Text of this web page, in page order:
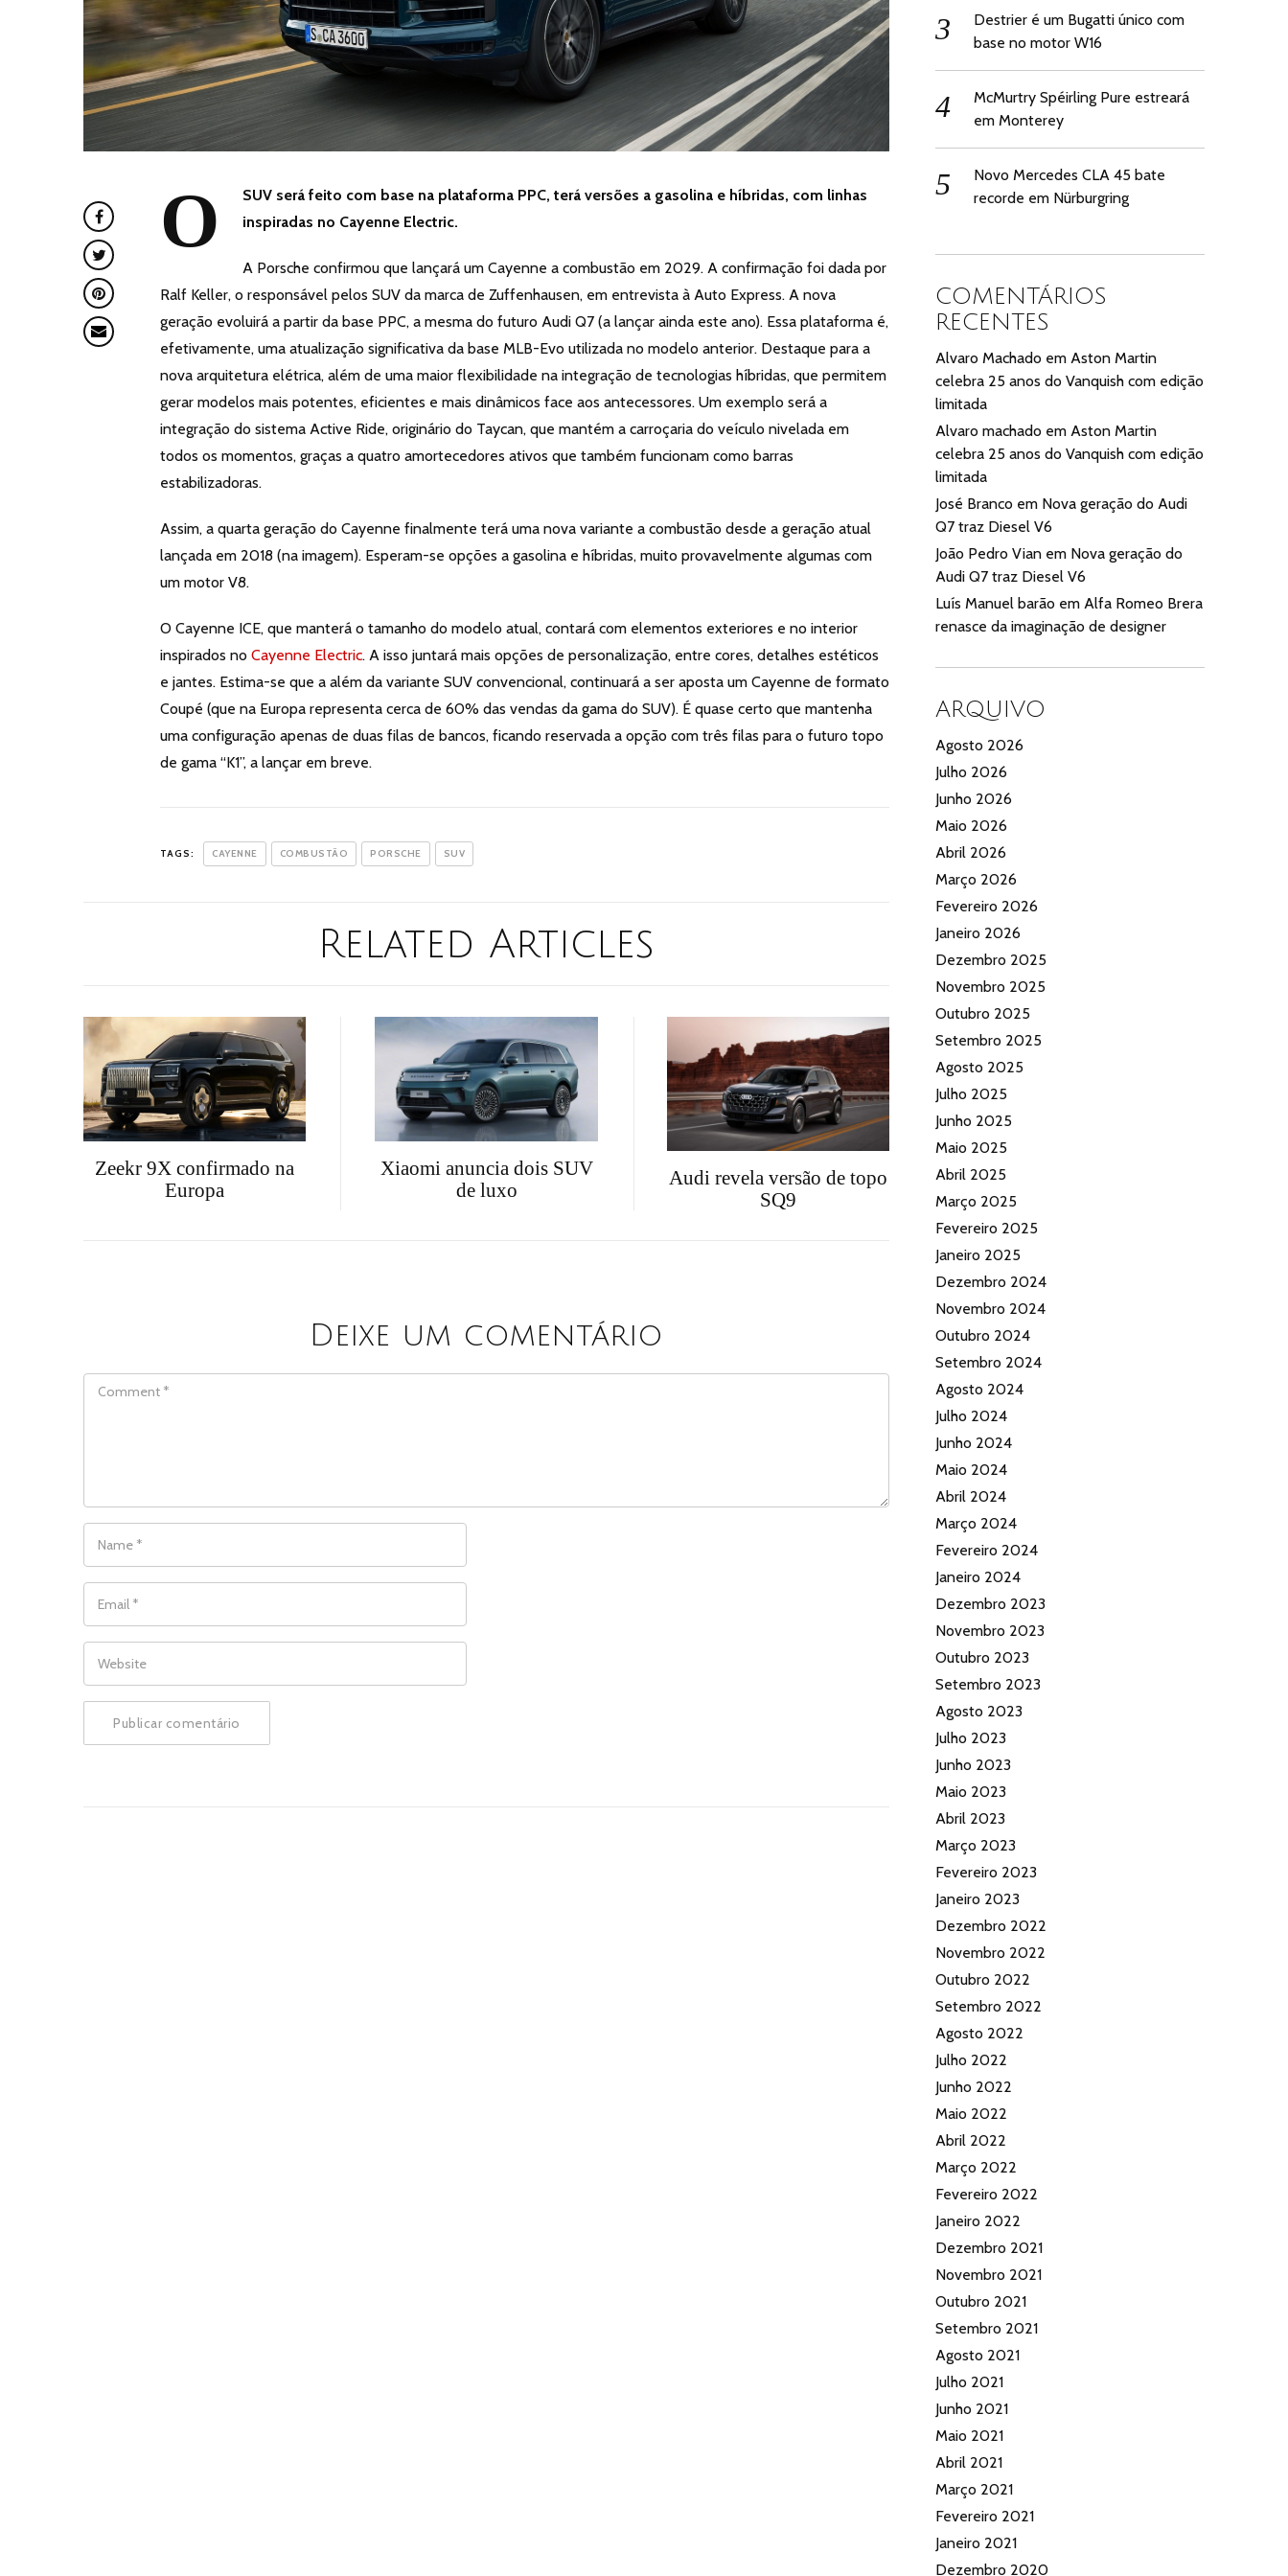
O
SUV será feito com base na plataforma PPC, terá versões a gasolina e híbridas, com linhas
inspiradas no Cayenne Electric.
A Porsche confirmou que lançará um Cayenne a combustão em 2029. A confirmação foi dada por
Ralf Keller, o responsável pelos SUV da marca de Zuffenhausen, em entrevista à Auto Express. A nova
geração evoluirá a partir da base PPC, a mesma do futuro Audi Q7 (a lançar ainda este ano). Essa plataforma é,
efetivamente, uma atualização significativa da base MLB-Evo utilizada no modelo anterior. Destaque para a
nova arquitetura elétrica, além de uma maior flexibilidade na integração de tecnologias híbridas, que permitem
gerar modelos mais potentes, eficientes e mais dinâmicos face aos antecessores. Um exemplo será a
integração do sistema Active Ride, originário do Taycan, que mantém a carroçaria do veículo nivelada em
todos os momentos, graças a quatro amortecedores ativos que também funcionam como barras
estabilizadoras.
Assim, a quarta geração do Cayenne finalmente terá uma nova variante a combustão desde a geração atual
lançada em 2018 (na imagem). Esperam-se opções a gasolina e híbridas, muito provavelmente algumas com
um motor V8.
O Cayenne ICE, que manterá o tamanho do modelo atual, contará com elementos exteriores e no interior
inspirados no Cayenne Electric. A isso juntará mais opções de personalização, entre cores, detalhes estéticos
e jantes. Estima-se que a além da variante SUV convencional, continuará a ser aposta um Cayenne de formato
Coupé (que na Europa representa cerca de 60% das vendas da gama do SUV). É quase certo que mantenha
uma configuração apenas de duas filas de bancos, ficando reservada a opção com três filas para o futuro topo
de gama “K1”, a lançar em breve.
TAGS: CAYENNE COMBUSTÃO PORSCHE SUV
Related Articles
Zeekr 9X confirmado na
Europa
Xiaomi anuncia dois SUV
de luxo
Audi revela versão de topo
SQ9
Deixe um comentário
Destrier é um Bugatti único com
base no motor W16
McMurtry Spéirling Pure estreará
em Monterey
Novo Mercedes CLA 45 bate
recorde em Nürburgring
COMENTÁRIOS
RECENTES
Alvaro Machado emAston Martin
celebra 25 anos do Vanquish com edição
limitada
Alvaro machado emAston Martin
celebra 25 anos do Vanquish com edição
limitada
José Branco em Nova geração do Audi
Q7 traz Diesel V6
João Pedro Vian em Nova geração do
Audi Q7 traz Diesel V6
Luís Manuel barão emAlfa Romeo Brera
renasce da imaginação de designer
ARQUIVO
Agosto 2026
Julho 2026
Junho 2026
Maio 2026
Abril 2026
Março 2026
Fevereiro 2026
Janeiro 2026
Dezembro 2025
Novembro 2025
Outubro 2025
Setembro 2025
Agosto 2025
Julho 2025
Junho 2025
Maio 2025
Abril 2025
Março 2025
Fevereiro 2025
Janeiro 2025
Dezembro 2024
Novembro 2024
Outubro 2024
Setembro 2024
Agosto 2024
Julho 2024
Junho 2024
Maio 2024
Abril 2024
Março 2024
Fevereiro 2024
Janeiro 2024
Dezembro 2023
Novembro 2023
Outubro 2023
Setembro 2023
Agosto 2023
Julho 2023
Junho 2023
Maio 2023
Abril 2023
Março 2023
Fevereiro 2023
Janeiro 2023
Dezembro 2022
Novembro 2022
Outubro 2022
Setembro 2022
Agosto 2022
Julho 2022
Junho 2022
Maio 2022
Abril 2022
Março 2022
Fevereiro 2022
Janeiro 2022
Dezembro 2021
Novembro 2021
Outubro 2021
Setembro 2021
Agosto 2021
Julho 2021
Junho 2021
Maio 2021
Abril 2021
Março 2021
Fevereiro 2021
Janeiro 2021
Dezembro 2020